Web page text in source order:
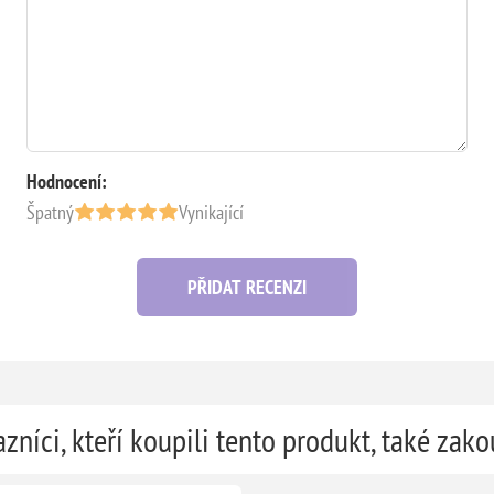
Hodnocení:
Špatný
Vynikající
PŘIDAT RECENZI
kteří koupili tento produkt, také